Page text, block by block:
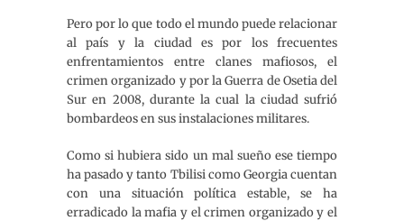
Pero por lo que todo el mundo puede relacionar
al país y la ciudad es por los frecuentes
enfrentamientos entre clanes mafiosos, el
crimen organizado y por la Guerra de Osetia del
Sur en 2008, durante la cual la ciudad sufrió
bombardeos en sus instalaciones militares.
Como si hubiera sido un mal sueño ese tiempo
ha pasado y tanto Tbilisi como Georgia cuentan
con una situación política estable, se ha
erradicado la mafia y el crimen organizado y el